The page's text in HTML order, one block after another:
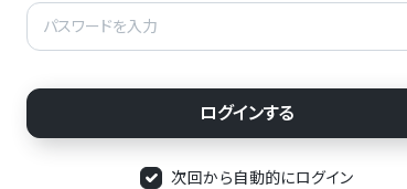
次回から自動的にログイン